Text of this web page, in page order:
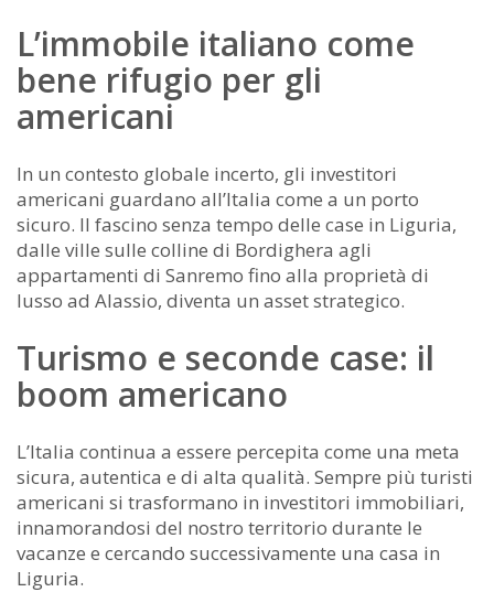
L’immobile italiano come
bene rifugio per gli
americani
In un contesto globale incerto, gli investitori
americani guardano all’Italia come a un porto
sicuro. Il fascino senza tempo delle case in Liguria,
dalle ville sulle colline di Bordighera agli
appartamenti di Sanremo fino alla proprietà di
lusso ad Alassio, diventa un asset strategico.
Turismo e seconde case: il
boom americano
L’Italia continua a essere percepita come una meta
sicura, autentica e di alta qualità. Sempre più turisti
americani si trasformano in investitori immobiliari,
innamorandosi del nostro territorio durante le
vacanze e cercando successivamente una casa in
Liguria.